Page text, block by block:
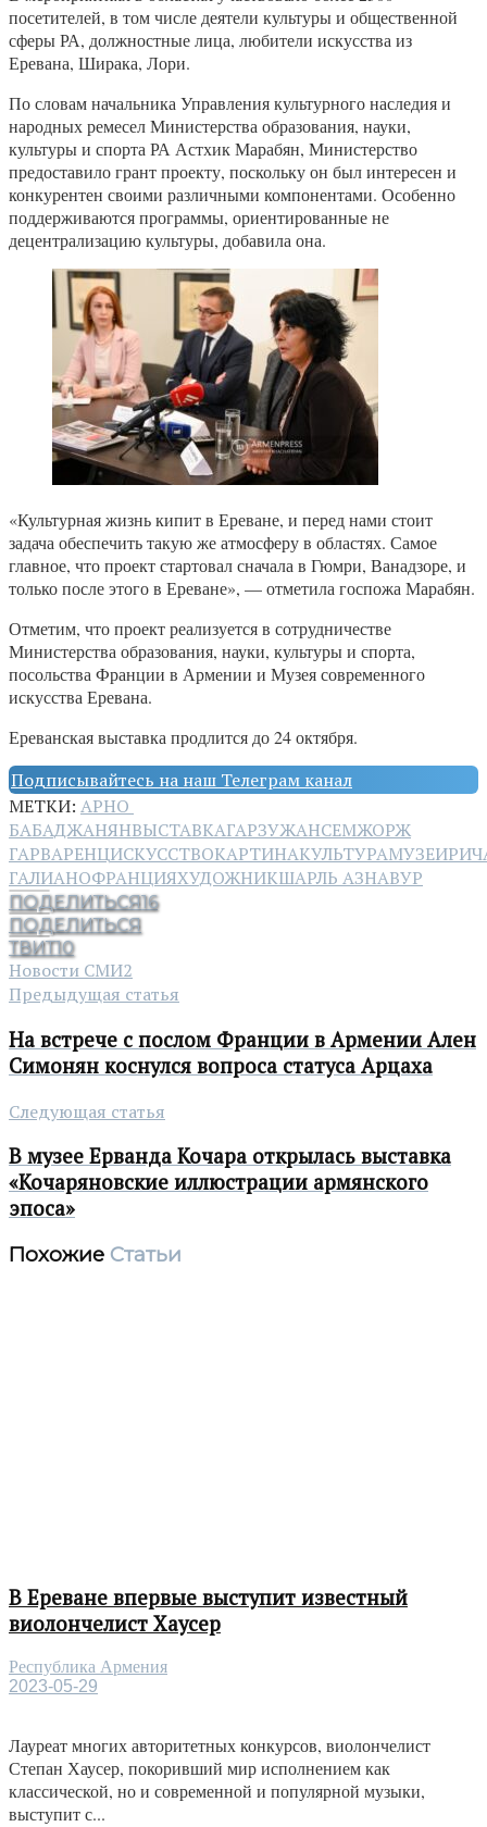
посетителей, в том числе деятели культуры и общественной
сферы РА, должностные лица, любители искусства из
Еревана, Ширака, Лори.
По словам начальника Управления культурного наследия и
народных ремесел Министерства образования, науки,
культуры и спорта РА Астхик Марабян, Министерство
предоставило грант проекту, поскольку он был интересен и
конкурентен своими различными компонентами. Особенно
поддерживаются программы, ориентированные не
децентрализацию культуры, добавила она.
«Культурная жизнь кипит в Ереване, и перед нами стоит
задача обеспечить такую же атмосферу в областях. Самое
главное, что проект стартовал сначала в Гюмри, Ванадзоре, и
только после этого в Ереване», — отметила госпожа Марабян.
Отметим, что проект реализуется в сотрудничестве
Министерства образования, науки, культуры и спорта,
посольства Франции в Армении и Музея современного
искусства Еревана.
Ереванская выставка продлится до 24 октября.
Подписывайтесь на наш Телеграм канал
МЕТКИ: АРНО
БАБАДЖАНЯНВЫСТАВКАГАРЗУЖАНСЕМЖОРЖ
ГАРВАРЕНЦИСКУССТВОКАРТИНАКУЛЬТУРАМУЗЕИ
ГАЛИАНОФРАНЦИЯХУДОЖНИКШАРЛЬ АЗНАВУР
ПОДЕЛИТЬСЯ16
ПОДЕЛИТЬСЯ
ТВИТ10
Новости СМИ2
Предыдущая статья
На встрече с послом Франции в Армении Ален
Симонян коснулся вопроса статуса Арцаха
Следующая статья
В музее Ерванда Кочара открылась выставка
«Кочаряновские иллюстрации армянского
эпоса»
Похожие Статьи
В Ереване впервые выступит известный
виолончелист Хаусер
Республика Армения
2023-05-29
Лауреат многих авторитетных конкурсов, виолончелист
Степан Хаусер, покоривший мир исполнением как
классической, но и современной и популярной музыки,
выступит с...